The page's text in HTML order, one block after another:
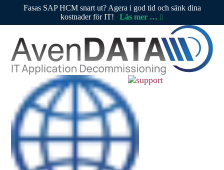
Fasas SAP HCM snart ut? Agera i god tid och sänk dina
kostnader för IT!
Läs mer …